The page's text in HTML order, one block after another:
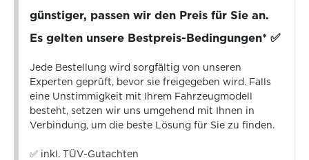
günstiger, passen wir den Preis für Sie an.
Es gelten unsere Bestpreis-Bedingungen* ✅
Jede Bestellung wird sorgfältig von unseren
Experten geprüft, bevor sie freigegeben wird. Falls
eine Unstimmigkeit mit Ihrem Fahrzeugmodell
besteht, setzen wir uns umgehend mit Ihnen in
Verbindung, um die beste Lösung für Sie zu finden.
✅ inkl. TÜV-Gutachten